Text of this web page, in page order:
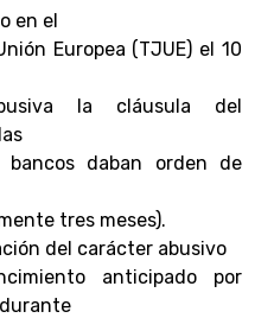
en el
Europea (TJUE) el 10
la cláusula del
daban orden de
tres meses).
del carácter abusivo
anticipado por